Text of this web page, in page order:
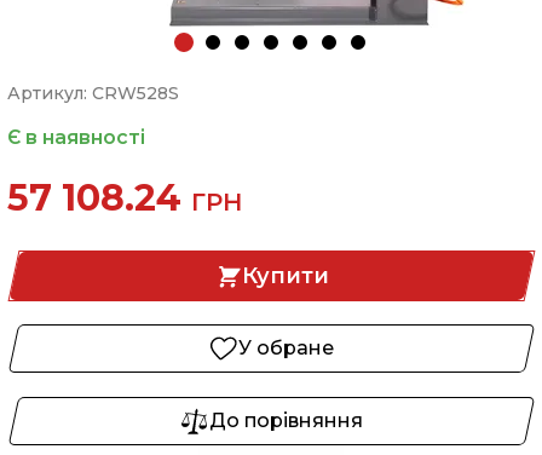
Артикул: CRW528S
Є в наявності
57 108.24 ГРН
Купити
У обране
До порівняння